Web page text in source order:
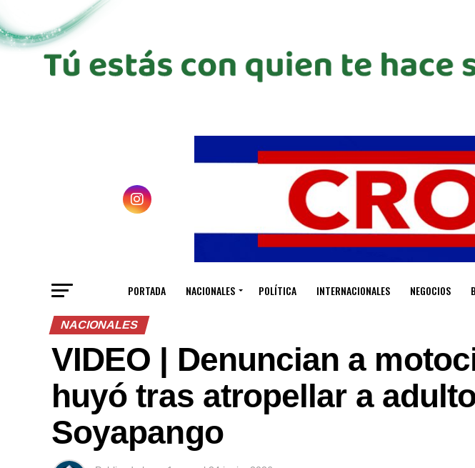
PORTADA NACIONALES POLÍTICA INTERNACIONALES NEGOCIOS
NACIONALES
VIDEO | Denuncian a
huyó tras atropellar a
Soyapango